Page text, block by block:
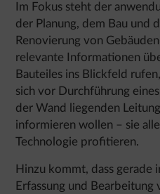
Im Fokus steht der
der Planung, dem Bau und
Renovierung von
relevante Informationen
Bauteiles ins Blickfeld
sich vor Durchführung
der Wand liegenden
informieren wollen – sie
Technologie profitieren.
Hinzu kommt, dass gerade
Erfassung und